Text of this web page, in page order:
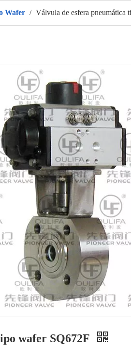
Wafer / Válvula de esfera pneumática
wafer SQ672F